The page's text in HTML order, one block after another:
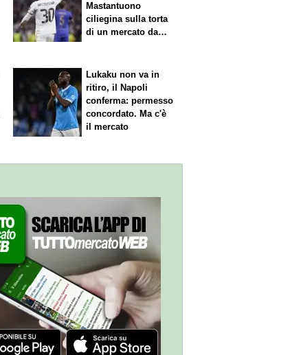
Mastantuono
ciliegina sulla torta
di un mercato da
Lukaku non va in
ritiro, il Napoli
conferma: permesso
concordato. Ma c'è
il mercato